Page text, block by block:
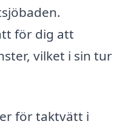
för dig att
vilket i sin tur
för taktvätt i